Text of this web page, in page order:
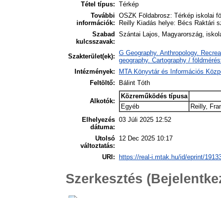
Tétel típus: Térkép
További
információk:
OSZK Földabrosz: Térkép iskolai
Reilly Kiadás helye: Bécs Raktári
Szabad
kulcsszavak:
Szántai Lajos, Magyarország,
Szakterület(ek): G Geography. Anthropology.
geography. Cartography /
Intézmények:
MTA Könyvtár és Információs
Feltöltő:
Bálint Tóth
Alkotók:
Közreműködés típusa
Egyéb
Reilly,
Elhelyezés
dátuma:
03 Júli 2025 12:52
Utolsó
változtatás:
12 Dec 2025 10:17
URI: https://real-i.mtak.hu/id/eprint/
Szerkesztés